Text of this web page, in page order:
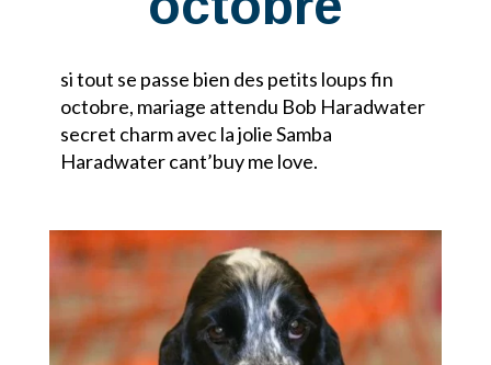
si tout se passe bien des petits loups fin
octobre, mariage attendu Bob Haradwater
secret charm avec la jolie Samba
Haradwater cant’buy me love.